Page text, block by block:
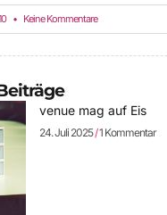
Keine Kommentare
venue mag auf Eis
24. Juli 2025 1 Kommentar